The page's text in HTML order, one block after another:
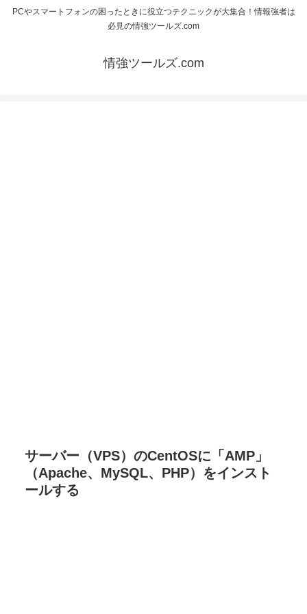
PCやスマートフォンの困ったときに役立つテクニックが大集合！情報強者は
必見の情強ツールズ.com
情強ツールズ.com
サーバー（VPS）のCentOSに「AMP」
（Apache、MySQL、PHP）をインスト
ールする